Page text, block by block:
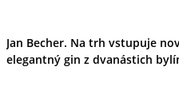
Jan Becher. Na trh vstupuje
elegantný gin z dvanástich